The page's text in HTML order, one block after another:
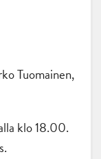
Tuomainen,
klo 18.00.